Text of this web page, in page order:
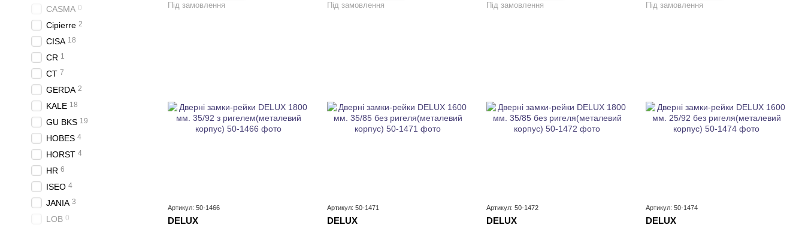
Під замовлення Під замовлення Під замовлення Під замовлення
Артикул: 50-1466
DELUХ
Артикул: 50-1471
DELUХ
Артикул: 50-1472
DELUХ
Артикул: 50-1474
DELUХ
CASMA 0
Cipierre 2
CISA 18
CR 1
CT 7
GERDA 2
KALE 18
GU BKS 19
HOBES 4
HORST 4
HR 6
ISEO 4
JANIA 3
LOB 0